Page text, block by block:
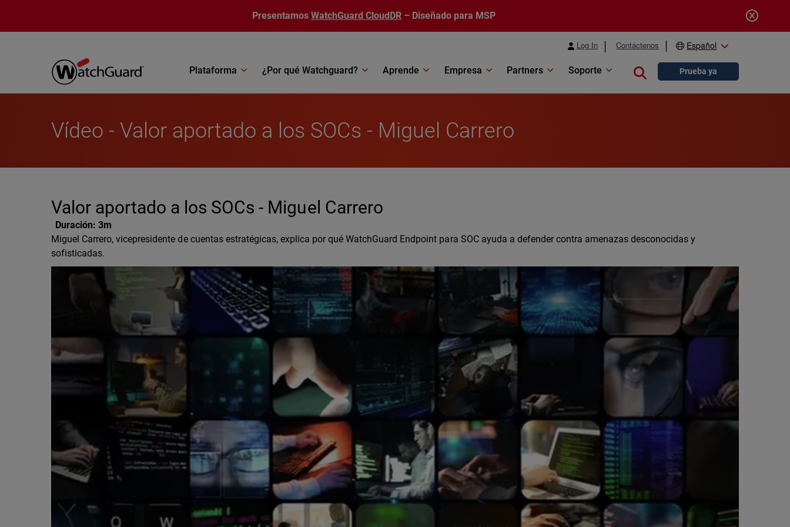
Presentamos WatchGuard CloudDR – Diseñado para MSP
Log In Contáctenos Español
Plataforma ¿Por qué Watchguard? Aprende Empresa Partners Soporte Close searchPrueba ya
Vídeo - Valor aportado a los SOCs - Miguel Carrero
Valor aportado a los SOCs - Miguel Carrero
Duración: 3m
Miguel Carrero, vicepresidente de cuentas estratégicas, explica por qué WatchGuard Endpoint para SOC ayuda a defender contra amenazas desconocidas y
sofisticadas.